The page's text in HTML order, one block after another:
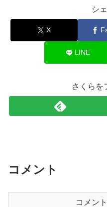
シ
X
LINE
さくらを
コメント
コメン